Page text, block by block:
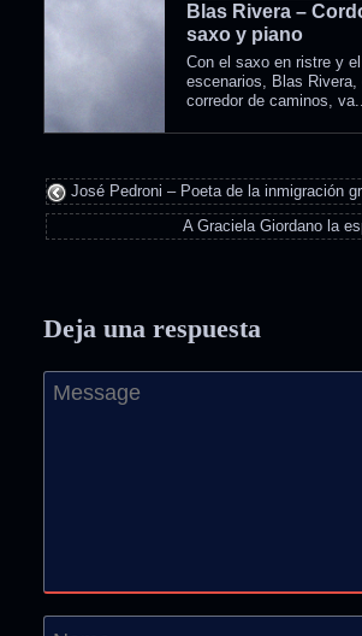
Blas Rivera –
saxo y piano
Con el saxo en ristre y
escenarios, Blas Rivera,
corredor de caminos, va...
José Pedroni – Poeta de la inmigración
A Graciela Giordano la
Deja una respuesta